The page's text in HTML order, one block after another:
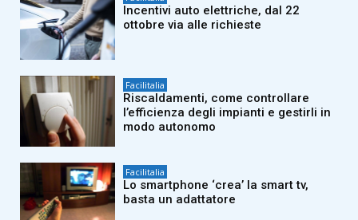
Incentivi auto elettriche, dal 22
ottobre via alle richieste
Facilitalia
Riscaldamenti, come controllare
l’efficienza degli impianti e gestirli in
modo autonomo
Facilitalia
Lo smartphone ‘crea’ la smart tv,
basta un adattatore